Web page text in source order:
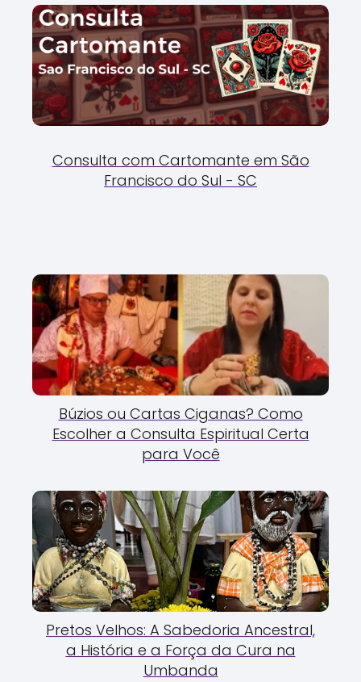
Consulta com Cartomante em São
Francisco do Sul - SC
Búzios ou Cartas Ciganas? Como
Escolher a Consulta Espiritual Certa
para Você
Pretos Velhos: A Sabedoria Ancestral,
a História e a Força da Cura na
Umbanda